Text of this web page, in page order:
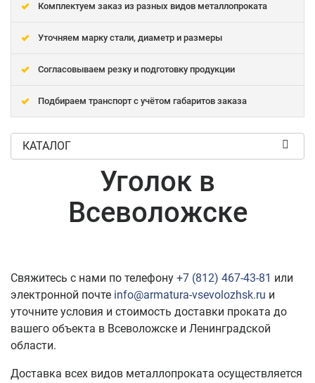
Комплектуем заказ из разных видов металлопроката
Уточняем марку стали, диаметр и размеры
Согласовываем резку и подготовку продукции
Подбираем транспорт с учётом габаритов заказа
КАТАЛОГ
Уголок в
Всеволожске
Свяжитесь с нами по телефону +7 (812) 467-43-81 или
электронной почте info@armatura-vsevolozhsk.ru и
уточните условия и стоимость доставки проката до
вашего объекта в Всеволожске и Ленинградской
области.
Доставка всех видов металлопроката осуществляется